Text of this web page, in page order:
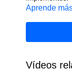
Nivel:
Aprende
Vídeos